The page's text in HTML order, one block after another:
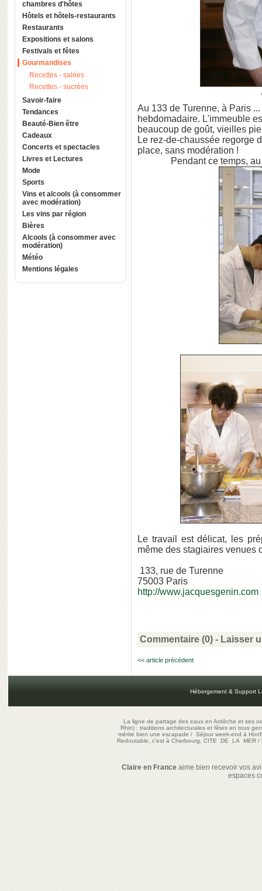
chambres d'hôtes
Hôtels et hôtels-restaurants
Restaurants
Expositions et salons
Festivals et fêtes
Gourmandises
Recettes - salées
Recettes - sucrées
Savoir-faire
Tendances
Beauté-Bien être
Cadeaux
Concerts et spectacles
Livres et Lectures
Mode
Sports
Vins et alcools (à consommer
avec modération)
Les vins par région
Bières
Alcools (à consommer avec
modération)
Météo
Mentions légales
Au 133 de Turenne, à Paris
hebdomadaire. L'immeuble
beaucoup de goût, vieilles
Le rez-de-chaussée regorge
place, sans modération !
Pendant ce temps,
Le travail est délicat, les
même des stagiaires venues
133, rue de Turenne
75003 Paris
http://www.jacquesgenin.com
Commentaire (0) - Laisser
<< article précédent
Hébergement & Support
La ligne de partage des eaux en Ardèche et ses
Rhin) : traditions architecturales et fêtes en tous
mérite bien une escapade/Séjour week-end à
Redoutable, c'est à Cherbourg, CITE DE LA MER/
Claire en Franceaime bien recevoir vos
espaces